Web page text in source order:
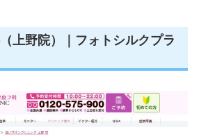
上野院）｜フォトシルクプラ